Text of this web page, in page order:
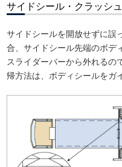
サイドシール・クラッシ
サイドシールを開放せずに誤
合、サイドシール先端のボデ
スライダーバーから外れるの
帰方法は、ボディシールをガ